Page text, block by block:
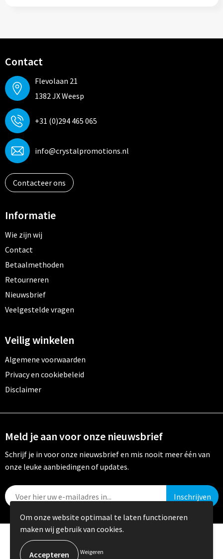
Contact
Flevolaan 21
1382 JX Weesp
+31 (0)294 465 065
info@crystalpromotions.nl
Contacteer ons
Informatie
Wie zijn wij
Contact
Betaalmethoden
Retourneren
Nieuwsbrief
Veelgestelde vragen
Veilig winkelen
Algemene voorwaarden
Privacy en cookiebeleid
Disclaimer
Meld je aan voor onze nieuwsbrief
Schrijf je in voor onze nieuwsbrief en mis nooit meer één van
onze leuke aanbiedingen of updates.
© Copyright Crystal Promotions 2024
Om onze website optimaal te laten functioneren
maken wij gebruik van cookies.
Weigeren